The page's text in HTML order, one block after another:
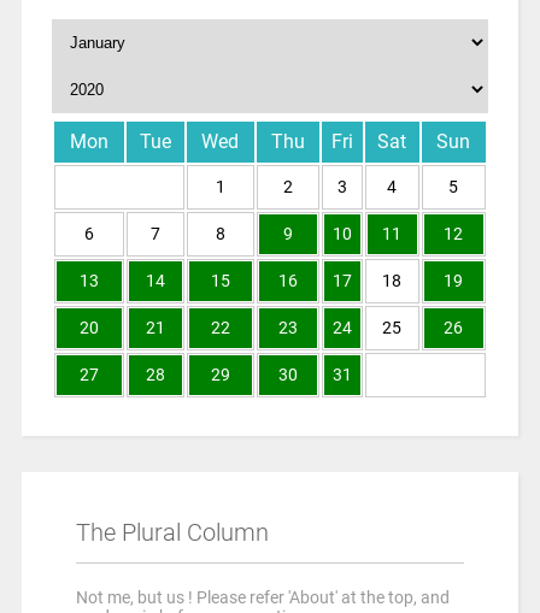
Mon Tue Wed Thu Fri Sat Sun
1 2 3 4 5
6 7 8 9 10 11 12
13 14 15 16 17 18 19
20 21 22 23 24 25 26
27 28 29 30 31
The Plural Column
Not me, but us ! Please refer 'About' at the top, and